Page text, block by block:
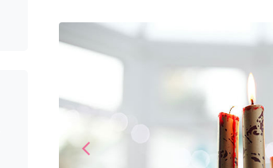
arrow_back_iosPrevious